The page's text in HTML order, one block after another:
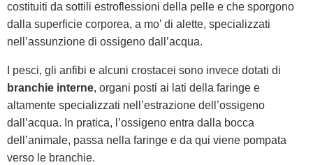
costituiti da sottili estroflessioni della pelle e che sporgono
dalla superficie corporea, a mo’ di alette, specializzati
nell’assunzione di ossigeno dall’acqua.
I pesci, gli anfibi e alcuni crostacei sono invece dotati di
branchie interne, organi posti ai lati della faringe e
altamente specializzati nell’estrazione dell’ossigeno
dall’acqua. In pratica, l’ossigeno entra dalla bocca
dell’animale, passa nella faringe e da qui viene pompata
verso le branchie.